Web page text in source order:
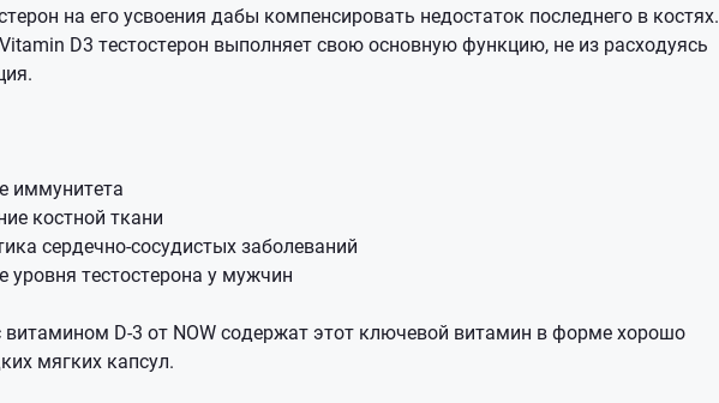
на его усвоения дабы компенсировать недостаток последнего в костях.
D3 тестостерон выполняет свою основную функцию, не из расходуясь
иммунитета
костной ткани
сердечно-сосудистых заболеваний
уровня тестостерона у мужчин
D-3 от NOW содержат этот ключевой витамин в форме хорошо
мягких капсул.